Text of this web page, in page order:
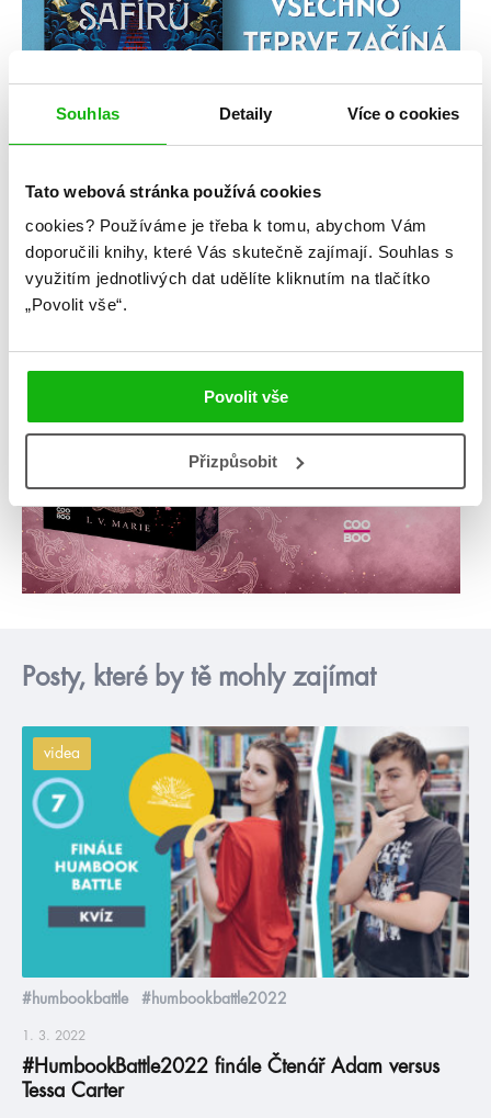
Souhlas Detaily Více o cookies
Tato webová stránka používá cookies
cookies? Používáme je třeba k tomu, abychom Vám
doporučili knihy, které Vás skutečně zajímají. Souhlas s
využitím jednotlivých dat udělíte kliknutím na tlačítko
„Povolit vše“.
Povolit vše
Přizpůsobit
Posty, které by tě mohly zajímat
videa
#humbookbattle #humbookbattle2022
1. 3. 2022
#HumbookBattle2022 finále Čtenář Adam versus
Tessa Carter